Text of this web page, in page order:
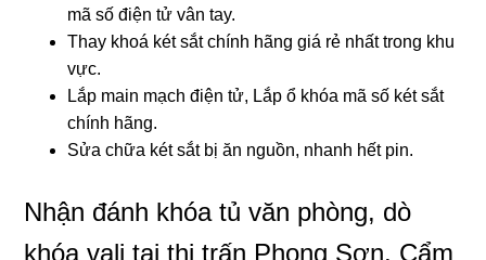
mã số điện tử vân tay.
Thay khoá két sắt chính hãng giá rẻ nhất trong khu
vực.
Lắp main mạch điện tử, Lắp ổ khóa mã số két sắt
chính hãng.
Sửa chữa két sắt bị ăn nguồn, nhanh hết pin.
Nhận đánh khóa tủ văn phòng, dò
khóa vali tại thị trấn Phong Sơn, Cẩm